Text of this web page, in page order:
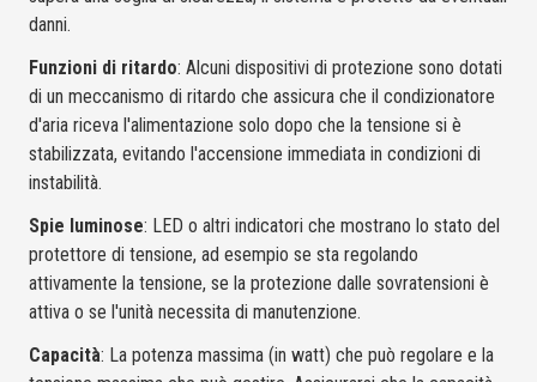
danni.
Funzioni di ritardo: Alcuni dispositivi di protezione sono dotati
di un meccanismo di ritardo che assicura che il condizionatore
d'aria riceva l'alimentazione solo dopo che la tensione si è
stabilizzata, evitando l'accensione immediata in condizioni di
instabilità.
Spie luminose: LED o altri indicatori che mostrano lo stato del
protettore di tensione, ad esempio se sta regolando
attivamente la tensione, se la protezione dalle sovratensioni è
attiva o se l'unità necessita di manutenzione.
Capacità: La potenza massima (in watt) che può regolare e la